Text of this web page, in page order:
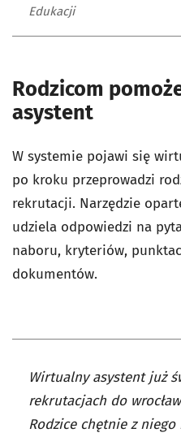
Edukacji
Rodzicom
asystent
W systemie pojawi się
po kroku przeprowadzi
rekrutacji. Narzędzie
udziela odpowiedzi na
naboru, kryteriów,
dokumentów.
Wirtualny asystent już
rekrutacjach do
Rodzice chętnie z